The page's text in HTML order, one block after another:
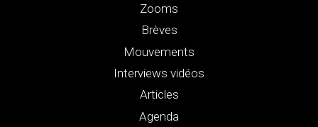
Zooms
Brèves
Mouvements
Interviews vidéos
Articles
Agenda